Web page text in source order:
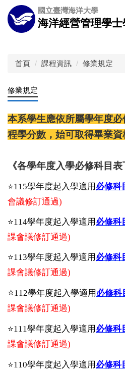
跳
到
主
國立臺灣海洋大學
海洋經營管理學
首頁 課程資訊 修業規定
修業規定
本系學生應依所屬學年度
程學分數，始可取得畢業資
《各學年度入學必修科目表
⭐️115學年度起入學適用 必修科
會議修訂通過)
⭐️114學年度起入學適用 必修科
課會議修訂通過)
⭐️113學年度起入學適用 必修科
課會議修訂通過)
⭐️112學年度起入學適用 必修科
課會議修訂通過)
⭐️111學年度起入學適用 必修科
課會議修訂通過)
⭐️110學年度起入學適用 必修科